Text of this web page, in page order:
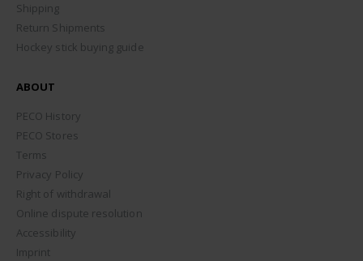
Shipping
Return Shipments
Hockey stick buying guide
ABOUT
PECO History
PECO Stores
Terms
Privacy Policy
Right of withdrawal
Online dispute resolution
Accessibility
Imprint